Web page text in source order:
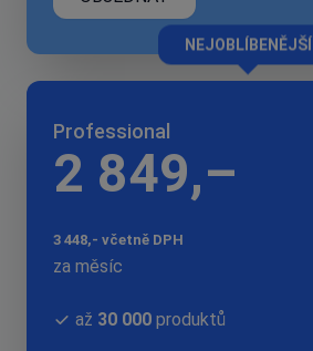
NEJOBLÍBENĚJŠÍ
Professional
2 849,–
3 448,- včetně DPH
za měsíc
až 30 000 produktů